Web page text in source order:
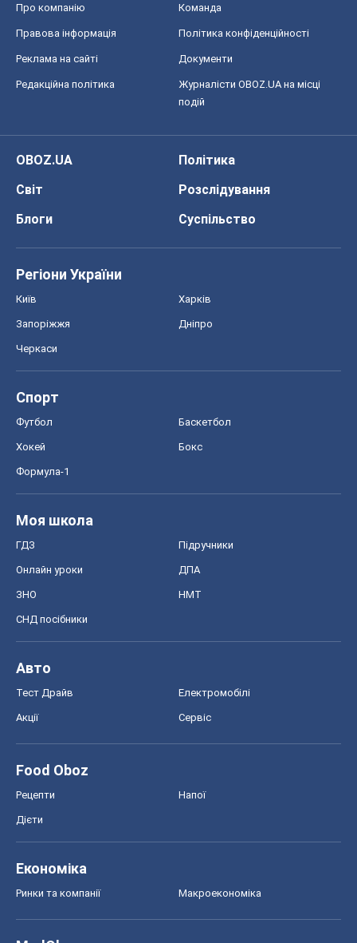
Про компанію Команда
Правова інформація Політика конфіденційності
Реклама на сайті Документи
Редакційна політика
Журналісти OBOZ.UA на місці
подій
OBOZ.UA
Політика
Світ
Розслідування
Блоги
Суспільство
Регіони України
Київ Харків
Запоріжжя Дніпро
Черкаси
Спорт
Футбол Баскетбол
Хокей Бокс
Формула-1
Моя школа
ГДЗ Підручники
Онлайн уроки ДПА
ЗНО НМТ
СНД посібники
Авто
Тест Драйв Електромобілі
Акції Сервіс
Food Oboz
Рецепти Напої
Дієти
Економіка
Ринки та компанії Макроекономіка